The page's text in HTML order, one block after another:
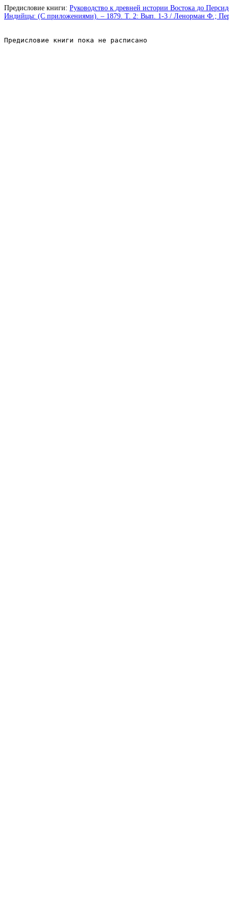
Предисловие книги: Руководство к древней истории Востока до
Индийцы: (С приложениями). – 1879. Т. 2: Вып. 1-3 / Ленорман Ф.;
Предисловие книги пока не расписано